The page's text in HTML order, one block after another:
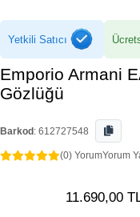
Yetkili Satıcı
Emporio Armani
Gözlüğü
Barkod : 612727548
(0) YorumYorum
11.690,00